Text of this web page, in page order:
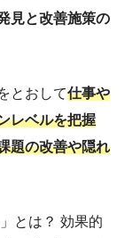
見と改善施策の
とおして仕事や
レベルを把握
題の改善や隠れ
とは？ 効果的